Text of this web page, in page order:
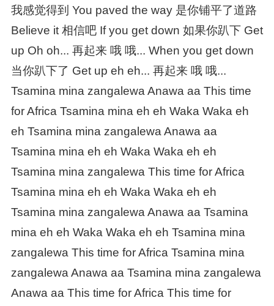
我感觉得到 You paved the way 是你铺平了道路
Believe it 相信吧 If you get down 如果你趴下 Get
up Oh oh... 再起来 哦 哦... When you get down
当你趴下了 Get up eh eh... 再起来 哦 哦...
Tsamina mina zangalewa Anawa aa This time
for Africa Tsamina mina eh eh Waka Waka eh
eh Tsamina mina zangalewa Anawa aa
Tsamina mina eh eh Waka Waka eh eh
Tsamina mina zangalewa This time for Africa
Tsamina mina eh eh Waka Waka eh eh
Tsamina mina zangalewa Anawa aa Tsamina
mina eh eh Waka Waka eh eh Tsamina mina
zangalewa This time for Africa Tsamina mina
zangalewa Anawa aa Tsamina mina zangalewa
Anawa aa This time for Africa This time for